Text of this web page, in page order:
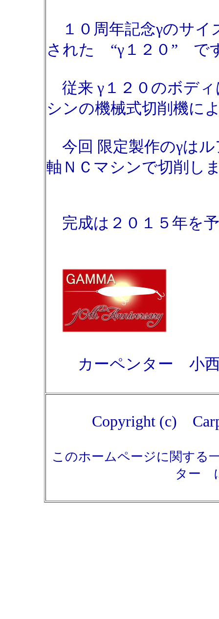
１０周年記念γのサイ
された “γ１２０” で
従来 γ１２０のボデ
シンの機械式切削機に
今回 限定製作のγは
軸ＮＣマシンで切削
完成は２０１５年を
カーペンター 小
Copyright (c)
このホームページに関す
ター